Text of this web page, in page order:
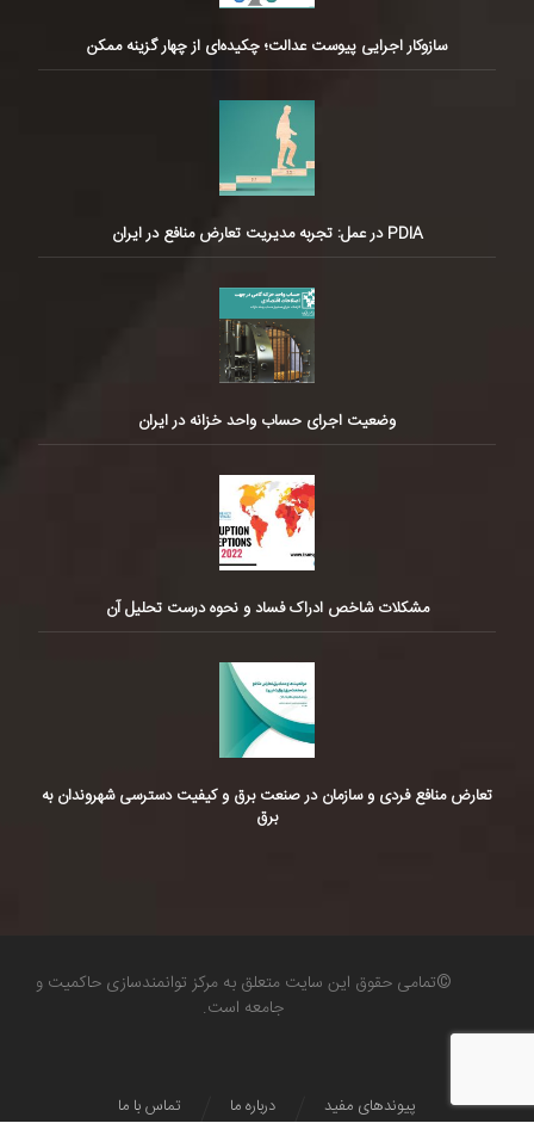
سازوکار اجرایی پیوست عدالت؛ چکیده‌ای از چهار گزینه ممکن
PDIA در عمل: تجربه مدیریت تعارض منافع در ایران
وضعیت اجرای حساب واحد خزانه در ایران
مشکلات شاخص ادراک فساد و نحوه درست تحلیل آن
تعارض منافع فردی و سازمان در صنعت برق و کیفیت دسترسی شهروندان به
برق
©تمامی حقوق این سایت متعلق به مرکز توانمندسازی حاکمیت و
جامعه است.
تماس با ما درباره ما پیوندهای مفید